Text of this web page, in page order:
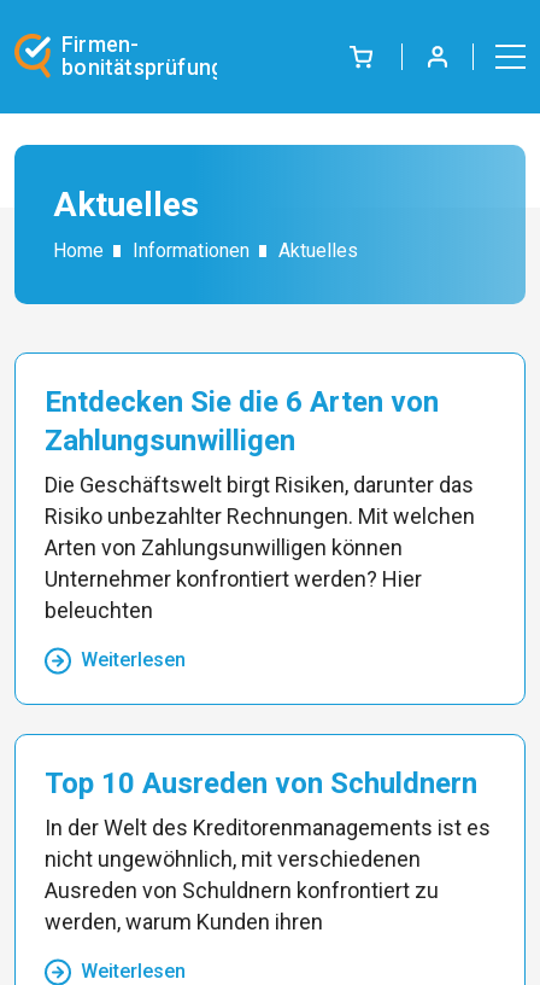
Firmen-
bonitätsprüfung
Aktuelles
Home Informationen Aktuelles
Entdecken Sie die 6 Arten von
Zahlungsunwilligen
Die Geschäftswelt birgt Risiken, darunter das
Risiko unbezahlter Rechnungen. Mit welchen
Arten von Zahlungsunwilligen können
Unternehmer konfrontiert werden? Hier
beleuchten
Weiterlesen
Top 10 Ausreden von Schuldnern
In der Welt des Kreditorenmanagements ist es
nicht ungewöhnlich, mit verschiedenen
Ausreden von Schuldnern konfrontiert zu
werden, warum Kunden ihren
Weiterlesen